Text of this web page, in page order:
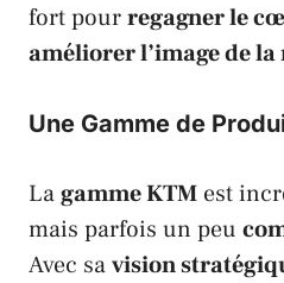
fort pourregagner le
améliorer l’image de
Une Gamme de
LagammeKTM est
mais parfois un peu
Avec savision